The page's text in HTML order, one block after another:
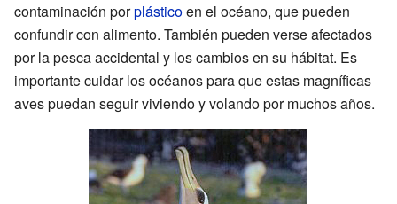
contaminación porplásticoen el océano, que pueden
confundir con alimento. También pueden verse afectados
por la pesca accidental y los cambios en su hábitat. Es
importante cuidar los océanos para que estas magníficas
aves puedan seguir viviendo y volando por muchos años.